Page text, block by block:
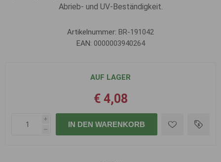
Abrieb- und UV-Beständigkeit.
Artikelnummer: BR-191042
EAN: 0000003940264
AUF LAGER
€ 4,08
i
h
IN DEN WARENKORB